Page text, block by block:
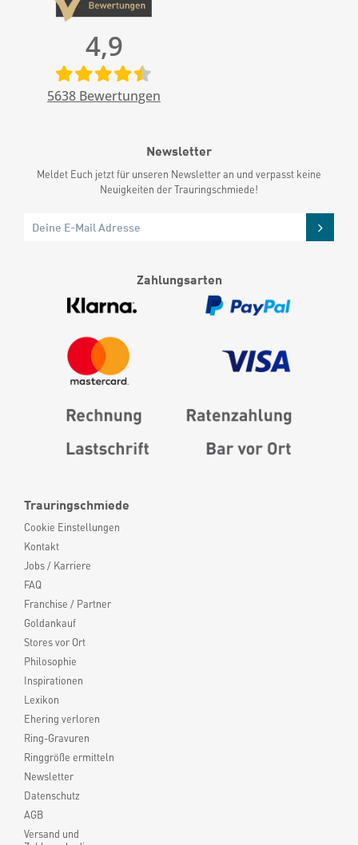
Trauringschmiede
Cookie Einstellungen
Kontakt
Jobs / Karriere
FAQ
Franchise / Partner
Goldankauf
Stores vor Ort
Philosophie
Inspirationen
Lexikon
Ehering verloren
Ring-Gravuren
Ringgröße ermitteln
Newsletter
Datenschutz
AGB
Versand und
4,9
5638 Bewertungen
Newsletter
Meldet Euch jetzt für unseren Newsletter an und verpasst keine
Neuigkeiten der Trauringschmiede!
Zahlungsarten